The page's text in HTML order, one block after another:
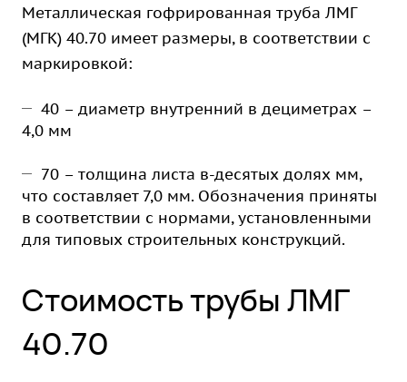
Металлическая гофрированная труба ЛМГ
(МГК) 40.70 имеет размеры, в соответствии с
маркировкой:
40 – диаметр внутренний в дециметрах –
4,0 мм
70 – толщина листа в-десятых долях мм,
что составляет 7,0 мм. Обозначения приняты
в соответствии с нормами, установленными
для типовых строительных конструкций.
Стоимость трубы ЛМГ
40.70